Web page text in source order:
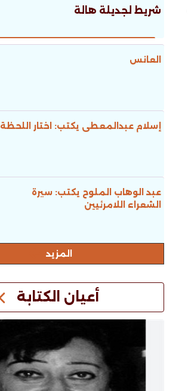
شريط لجديلة هالة
العانس
إسلام عبدالمعطى يكتب: اختار اللحظة
عبد الوهاب الملوح يكتب: سيرة
الشعراء اللامرئيين
المزيد
أعيان الكتابة